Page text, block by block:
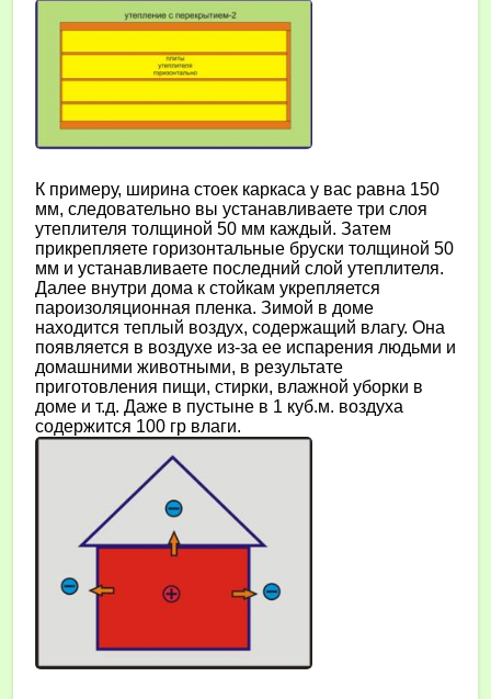
К примеру, ширина стоек каркаса у вас равна 150
мм, следовательно вы устанавливаете три слоя
утеплителя толщиной 50 мм каждый. Затем
прикрепляете горизонтальные бруски толщиной 50
мм и устанавливаете последний слой утеплителя.
Далее внутри дома к стойкам укрепляется
пароизоляционная пленка. Зимой в доме
находится теплый воздух, содержащий влагу. Она
появляется в воздухе из-за ее испарения людьми и
домашними животными, в результате
приготовления пищи, стирки, влажной уборки в
доме и т.д. Даже в пустыне в 1 куб.м. воздуха
содержится 100 гр влаги.